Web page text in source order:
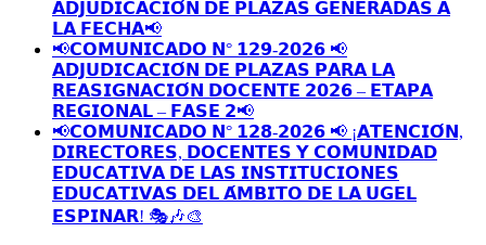
𝗔𝗗𝗝𝗨𝗗𝗜𝗖𝗔𝗖𝗜𝗢́𝗡 𝗗𝗘 𝗣𝗟𝗔𝗭𝗔𝗦 𝗚𝗘𝗡𝗘𝗥𝗔𝗗𝗔𝗦 𝗔
𝗟𝗔 𝗙𝗘𝗖𝗛𝗔📢
📢𝗖𝗢𝗠𝗨𝗡𝗜𝗖𝗔𝗗𝗢 𝗡° 𝟭𝟮𝟵-𝟮𝟬𝟮𝟲 📢
𝗔𝗗𝗝𝗨𝗗𝗜𝗖𝗔𝗖𝗜𝗢́𝗡 𝗗𝗘 𝗣𝗟𝗔𝗭𝗔𝗦 𝗣𝗔𝗥𝗔 𝗟𝗔
𝗥𝗘𝗔𝗦𝗜𝗚𝗡𝗔𝗖𝗜𝗢́𝗡 𝗗𝗢𝗖𝗘𝗡𝗧𝗘 𝟮𝟬𝟮𝟲 – 𝗘𝗧𝗔𝗣𝗔
𝗥𝗘𝗚𝗜𝗢𝗡𝗔𝗟 – 𝗙𝗔𝗦𝗘 𝟮📢
📢𝗖𝗢𝗠𝗨𝗡𝗜𝗖𝗔𝗗𝗢 𝗡° 𝟭𝟮𝟴-𝟮𝟬𝟮𝟲 📢 ¡𝗔𝗧𝗘𝗡𝗖𝗜𝗢́𝗡,
𝗗𝗜𝗥𝗘𝗖𝗧𝗢𝗥𝗘𝗦, 𝗗𝗢𝗖𝗘𝗡𝗧𝗘𝗦 𝗬 𝗖𝗢𝗠𝗨𝗡𝗜𝗗𝗔𝗗
𝗘𝗗𝗨𝗖𝗔𝗧𝗜𝗩𝗔 𝗗𝗘 𝗟𝗔𝗦 𝗜𝗡𝗦𝗧𝗜𝗧𝗨𝗖𝗜𝗢𝗡𝗘𝗦
𝗘𝗗𝗨𝗖𝗔𝗧𝗜𝗩𝗔𝗦 𝗗𝗘𝗟 𝗔́𝗠𝗕𝗜𝗧𝗢 𝗗𝗘 𝗟𝗔 𝗨𝗚𝗘𝗟
𝗘𝗦𝗣𝗜𝗡𝗔𝗥! 🎭🎶🎨